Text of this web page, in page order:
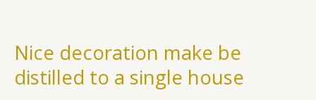
Nice decoration make be
distilled to a single house
make
be
distilled